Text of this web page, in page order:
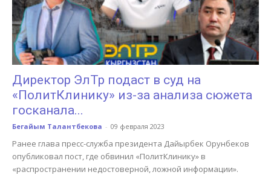
Директор ЭлТр подаст в суд на
«ПолитКлинику» из-за анализа сюжета
госканала...
Бегайым Талантбекова - 09 февраля 2023
Ранее глава пресс-служба президента Дайырбек Орунбеков
опубликовал пост, где обвинил «ПолитКлинику» в
«распространении недостоверной, ложной информации».